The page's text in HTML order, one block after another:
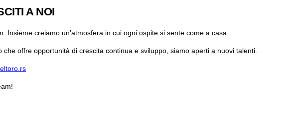
A NOI
creiamo un’atmosfera in cui ogni ospite si sente come a casa.
offre opportunità di crescita continua e sviluppo, siamo aperti a nuovi talenti.